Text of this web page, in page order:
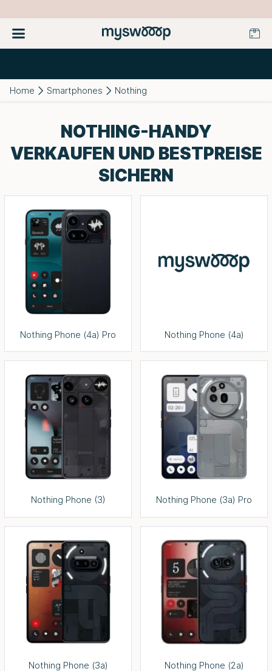
Home Smartphones Nothing
NOTHING-HANDY
VERKAUFEN UND BESTPREISE
SICHERN
Nothing Phone (4a) Pro Nothing Phone (4a)
Nothing Phone (3) Nothing Phone (3a) Pro
Nothing Phone (3a) Nothing Phone (2a)